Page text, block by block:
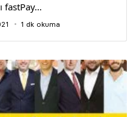
fastPay…
1 dk okuma